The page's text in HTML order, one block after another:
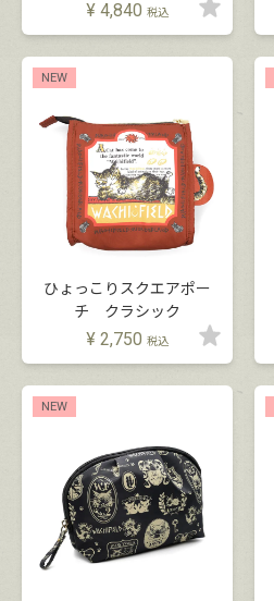
¥ 4,840 税込
NEW
ひょっこりスクエアポー
チ クラシック
¥ 2,750 税込
NEW